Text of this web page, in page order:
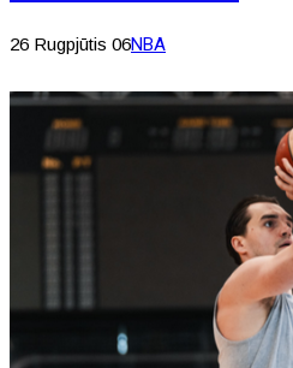
26 Rugpjūtis 06NBA